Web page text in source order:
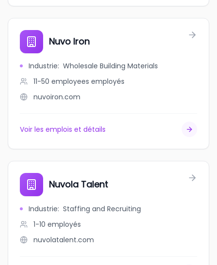
Nuvo Iron
Industrie: Wholesale Building Materials
11-50 employees employés
nuvoiron.com
Voir les emplois et détails
Nuvola Talent
Industrie: Staffing and Recruiting
1-10 employés
nuvolatalent.com